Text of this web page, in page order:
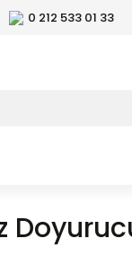
0 212 533 01 33